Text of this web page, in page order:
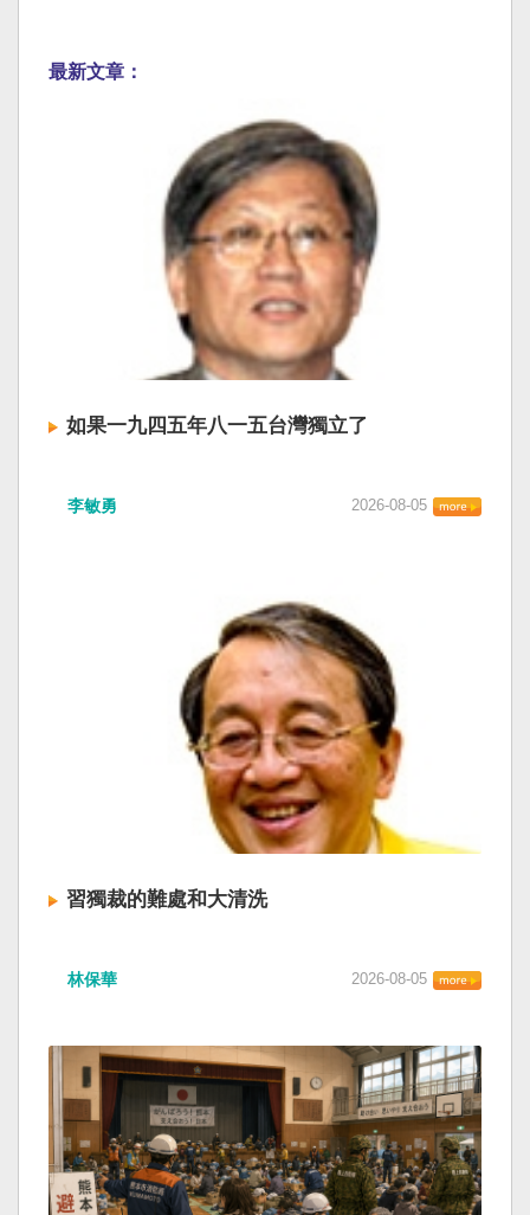
最新文章：
如果一九四五年八一五台灣獨立了
李敏勇 2026-08-05
習獨裁的難處和大清洗
林保華 2026-08-05